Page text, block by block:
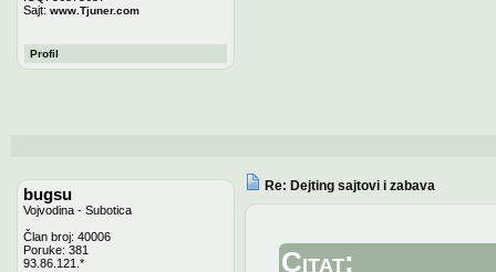
Sajt: www.Tjuner.com
Profil
bugsu
Vojvodina - Subotica
Član broj: 40006
Poruke: 381
93.86.121.*
Re: Dejting sajtovi i zabava
Citat: